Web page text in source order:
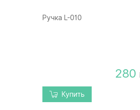
Ручка L-010
280
Купить